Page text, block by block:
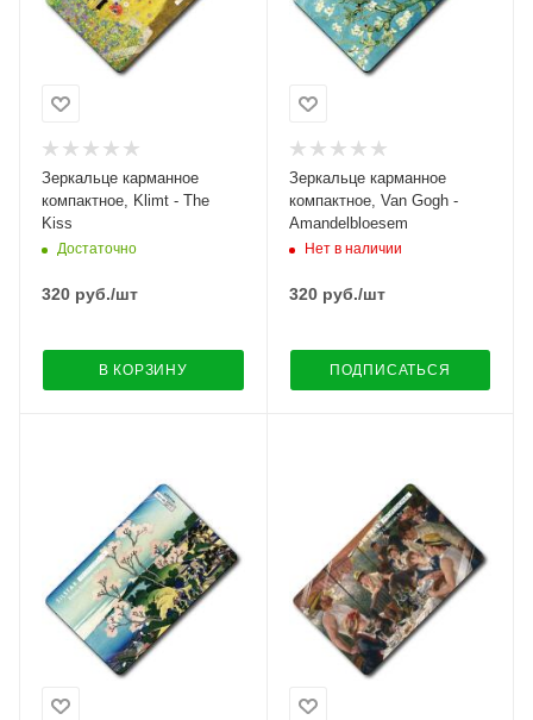
Зеркальце карманное
компактное, Klimt - The
Kiss
Достаточно
320 руб./шт
В КОРЗИНУ
Зеркальце карманное
компактное, Van Gogh -
Amandelbloesem
Нет в наличии
320руб./шт
ПОДПИСАТЬСЯ